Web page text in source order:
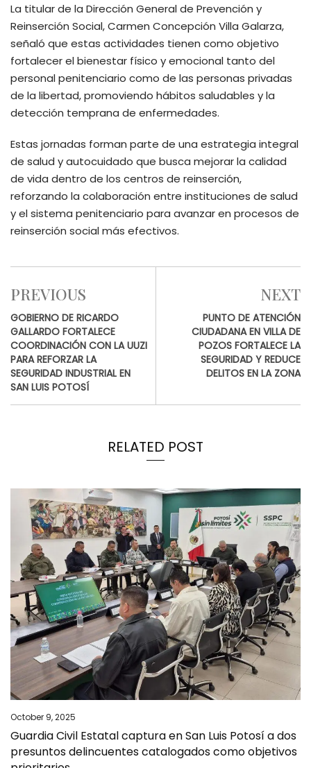
La titular de la Dirección General de Prevención y
Reinserción Social, Carmen Concepción Villa Galarza,
señaló que estas actividades tienen como objetivo
fortalecer el bienestar físico y emocional tanto del
personal penitenciario como de las personas privadas
de la libertad, promoviendo hábitos saludables y la
detección temprana de enfermedades.
Estas jornadas forman parte de una estrategia integral
de salud y autocuidado que busca mejorar la calidad
de vida dentro de los centros de reinserción,
reforzando la colaboración entre instituciones de salud
y el sistema penitenciario para avanzar en procesos de
reinserción social más efectivos.
PREVIOUS
GOBIERNO DE RICARDO
GALLARDO FORTALECE
COORDINACIÓN CON LA UUZI
PARA REFORZAR LA
SEGURIDAD INDUSTRIAL EN
SAN LUIS POTOSÍ
NEXT
PUNTO DE ATENCIÓN
CIUDADANA EN VILLA DE
POZOS FORTALECE LA
SEGURIDAD Y REDUCE
DELITOS EN LA ZONA
RELATED POST
October 9, 2025
Guardia Civil Estatal captura en San Luis Potosí a dos
presuntos delincuentes catalogados como objetivos